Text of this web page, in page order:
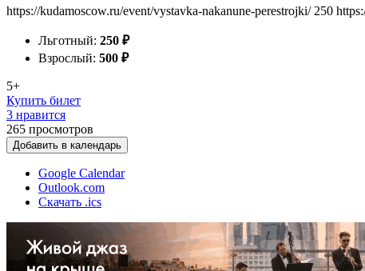
https://kudamoscow.ru/event/vystavka-nakanune-perestrojki/ 250
Льготный: 250 ₽
Взрослый: 500 ₽
5+
Купить билет
3 нравится
265 просмотров
Добавить в календарь
Google Calendar
Outlook.com
Скачать .ics